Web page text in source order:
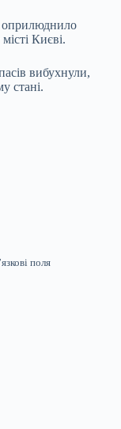
оприлюднило
Києві.
вибухнули,
стані.
поля